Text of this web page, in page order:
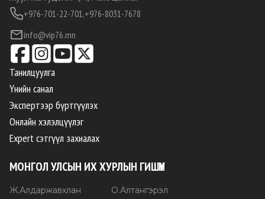
+976-701-22-701,+976-8031-7678
info@vip76.mn
Танилцуулга
Үнийн санал
Экспертээр бүртгүүлэх
Онлайн хэлэлцүүлэг
Expert сэтгүүл захиалах
МОНГОЛ УЛСЫН ИХ ХУРЛЫН ГИШҮҮН
Ж.Алдаржавхлан О.Алтангэрэл